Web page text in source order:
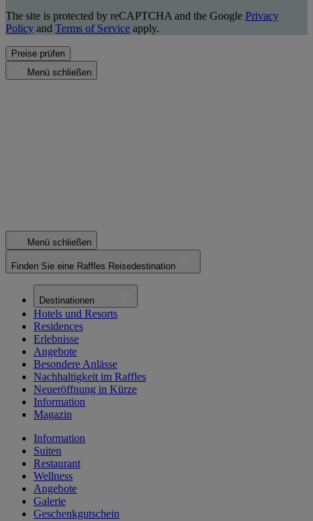
The site is protected by reCAPTCHA and the Google Privacy
Policy and Terms of Service apply.
Preise prüfen
Menü schließen
Menü schließen
Finden Sie eine Raffles Reisedestination
Destinationen
Hotels und Resorts
Residences
Erlebnisse
Angebote
Besondere Anlässe
Nachhaltigkeit im Raffles
Neueröffnung in Kürze
Information
Magazin
Information
Suiten
Restaurant
Wellness
Angebote
Galerie
Geschenkgutschein